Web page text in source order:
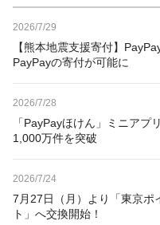
2026/7/29
【熊本地震支援寄付】
PayPayの寄付が可能に
2026/7/28
「PayPayほけん」ミニアプ
1,000万件を突破
2026/7/24
7月27日（月）より「東京ポ
ト」へ交換開始！